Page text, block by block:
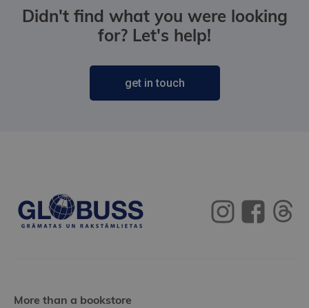
Didn't find what you were looking
for? Let's help!
get in touch
More than a bookstore